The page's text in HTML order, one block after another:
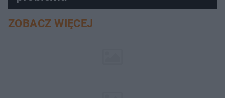
ZOBACZ WIĘCEJ